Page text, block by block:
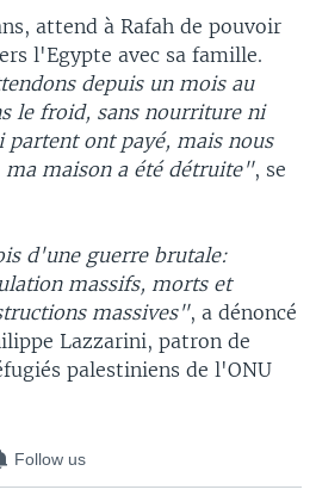
attend à Rafah de pouvoir
l'Egypte avec sa famille.
depuis un mois au
le froid, sans nourriture ni
partent ont payé, mais nous
maison a été détruite", se
d'une guerre brutale:
massifs, morts et
massives", a dénoncé
Lazzarini, patron de
palestiniens de l'ONU
Follow us